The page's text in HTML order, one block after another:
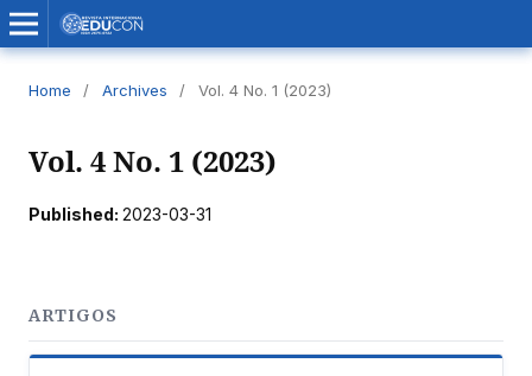
Home / Archives / Vol. 4 No. 1 (2023)
Vol. 4 No. 1 (2023)
Published: 2023-03-31
ARTIGOS